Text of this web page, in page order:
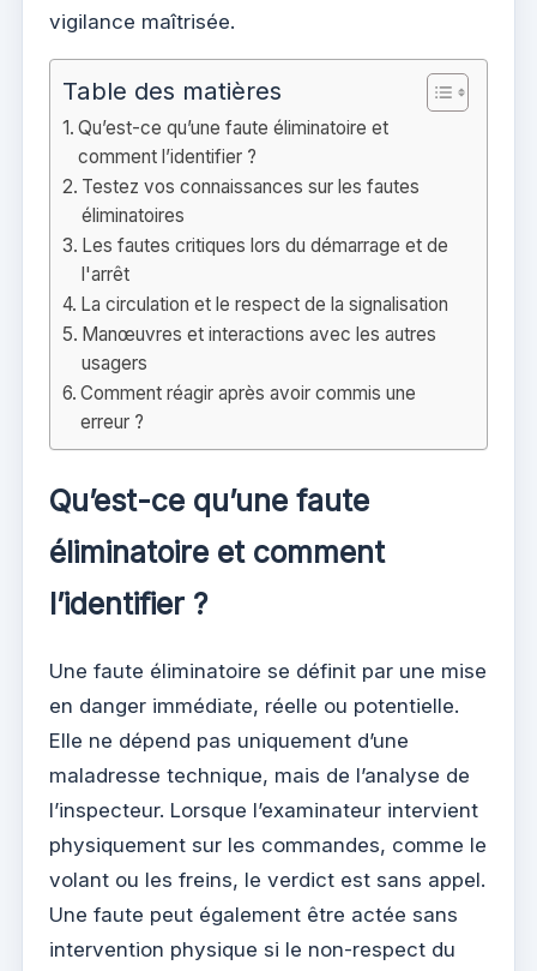
vigilance maîtrisée.
Table des matières
Qu’est-ce qu’une faute éliminatoire et
comment l’identifier ?
Testez vos connaissances sur les fautes
éliminatoires
Les fautes critiques lors du démarrage et de
l'arrêt
La circulation et le respect de la signalisation
Manœuvres et interactions avec les autres
usagers
Comment réagir après avoir commis une
erreur ?
Qu’est-ce qu’une faute
éliminatoire et comment
l’identifier ?
Une faute éliminatoire se définit par une mise
en danger immédiate, réelle ou potentielle.
Elle ne dépend pas uniquement d’une
maladresse technique, mais de l’analyse de
l’inspecteur. Lorsque l’examinateur intervient
physiquement sur les commandes, comme le
volant ou les freins, le verdict est sans appel.
Une faute peut également être actée sans
intervention physique si le non-respect du